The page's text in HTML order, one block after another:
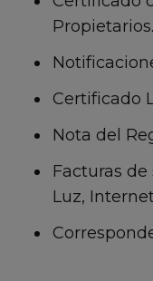
Propietarios.
Certificado
Nota del
Facturas
Luz,